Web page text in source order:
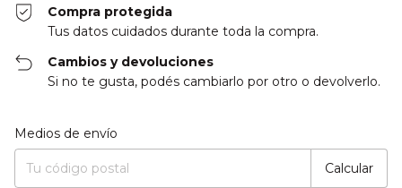
Compra protegida
Tus datos cuidados durante toda la compra.
Cambios y devoluciones
Si no te gusta, podés cambiarlo por otro o devolverlo.
Entregas para el CP:
Medios de envío
Calcular